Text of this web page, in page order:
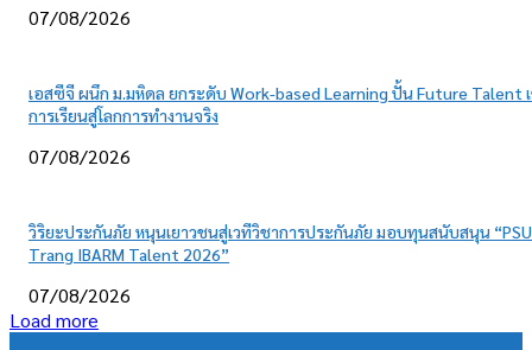
07/08/2026
เอสซีจี ผนึก ม.มหิดล ยกระดับ Work-based Learning ปั้น Future Talent
การเรียนสู่โลกการทำงานจริง
07/08/2026
วิริยะประกันภัย หนุนเยาวชนสู่เวทีวิชาการประกันภัย มอบทุนสนับสนุน “PSU
Trang IBARM Talent 2026”
07/08/2026
Load more